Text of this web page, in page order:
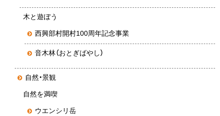
木と遊ぼう
西興部村開村100周年記念事業
音木林（おとぎばやし）
自然・景観
自然を満喫
ウエンシリ岳